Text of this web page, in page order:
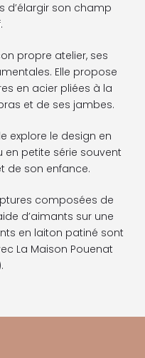
d’élargir son champ
propre atelier, ses
Elle propose
en acier pliées à la
et de ses jambes.
explore le design en
petite série souvent
de son enfance.
composées de
d’aimants sur une
en laiton patiné sont
La Maison Pouenat